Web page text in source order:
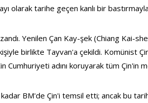
olarak tarihe geçen kanlı bir
Yenilen Çan Kay-şek (Chiang Kai-
birlikte Tayvan'a çekildi. Komünist
Cumhuriyeti adını koruyarak tüm Çin'in
BM'de Çin'i temsil etti; ancak bu